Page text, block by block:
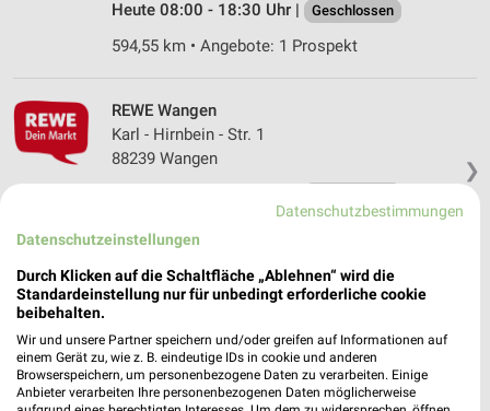
Heute 08:00 - 18:30 Uhr |
Geschlossen
594,55 km • Angebote: 1 Prospekt
❯
REWE Wangen
Karl - Hirnbein - Str. 1
88239 Wangen
594,26 km • Angebote: 2 Prospekte
REWE Wangen
88239 Wangen
Heute 07:00 - 22:00 Uhr | Geschlossen
Datenschutzbestimmungen
Datenschutzeinstellungen
Durch Klicken auf die Schaltfläche „Ablehnen“ wird die
Standardeinstellung nur für unbedingt erforderliche cookie
beibehalten.
Wir und unsere Partner speichern und/oder greifen auf Informationen auf
einem Gerät zu, wie z. B. eindeutige IDs in cookie und anderen
Browserspeichern, um personenbezogene Daten zu verarbeiten. Einige
Anbieter verarbeiten Ihre personenbezogenen Daten möglicherweise